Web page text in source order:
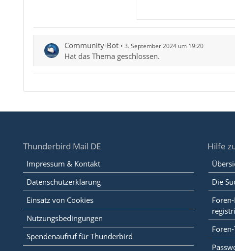
Community-Bot 3. September 2024 um 19:20
Hat das Thema geschlossen.
Thunderbird Mail DE
Impressum & Kontakt
Datenschutzerklärung
Einsatz von Cookies
Nutzungsbedingungen
Spendenaufruf für Thunderbird
Hilfe
Die